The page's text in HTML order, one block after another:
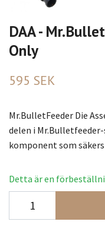
DAA -
Only
595 SEK
Mr.BulletFeeder Die
delen i
komponent som
Detta är en